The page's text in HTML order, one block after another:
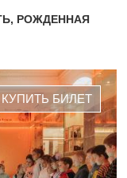
РОЖДЕННАЯ
КУПИТЬ БИЛЕТ